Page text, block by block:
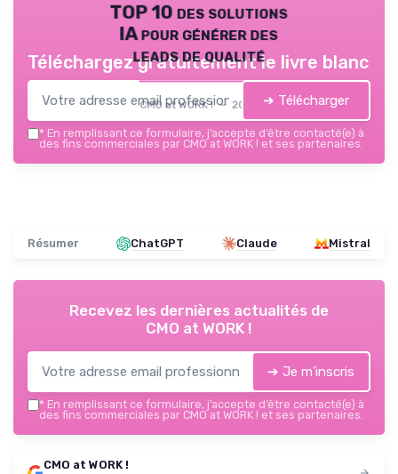
TOP 10 des solutions
IA pour générer des
leads de qualité
CMO at WORK ! — 2026
Téléchargez gratuitement le livre blanc
➔ Télécharger
* En remplissant ce formulaire, j’accepte d’être contacté(e) à
des fins commerciales par CMO at WORK ! et ses partenaires.
Résumer ChatGPT Claude Mistral
Recevez les dernières actualités de
CMO at WORK !
➔ Je m'inscris
* En remplissant ce formulaire, j’accepte d’être contacté(e) à
des fins commerciales par CMO at WORK ! et ses partenaires.
CMO at WORK !